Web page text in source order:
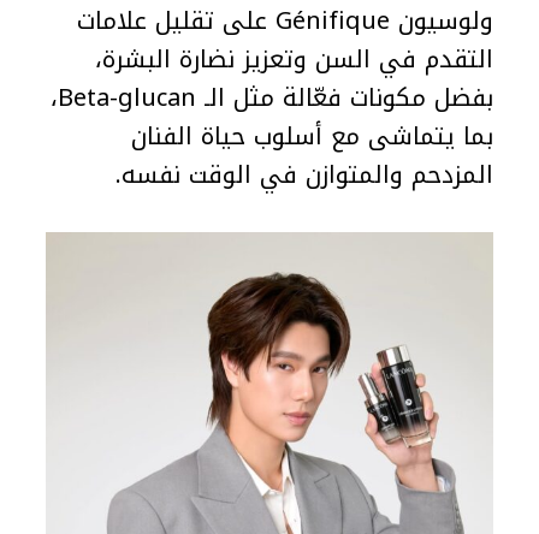
ولوسيون Génifique على تقليل علامات
التقدم في السن وتعزيز نضارة البشرة،
بفضل مكونات فعّالة مثل الـ Beta-glucan،
بما يتماشى مع أسلوب حياة الفنان
المزدحم والمتوازن في الوقت نفسه.